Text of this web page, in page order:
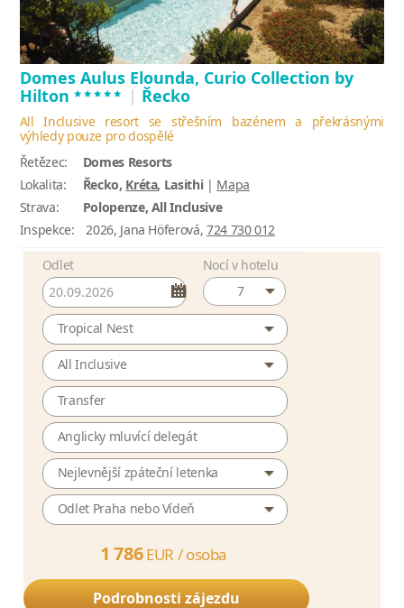
Domes Aulus Elounda, Curio Collection by
Hilton ***** | Řecko
All Inclusive resort se střešním bazénem a překrásnými
výhledy pouze pro dospělé
Řetězec:
Domes Resorts
Lokalita:
Řecko, Kréta, Lasithi| Mapa
Strava:
Polopenze, All Inclusive
Inspekce:
2026, Jana Höferová, 724 730 012
Odlet
Nocí v hotelu
7
Tropical Nest
All Inclusive
Transfer
Anglicky mluvící delegát
Nejlevnější zpáteční letenka
Odlet Praha nebo Vídeň
1 786 EUR /osoba
Podrobnosti zájezdu